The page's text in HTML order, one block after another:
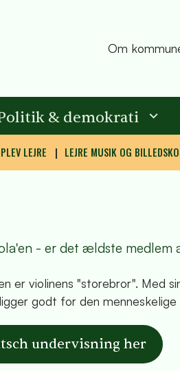
Om
& demokrati
LEJRE LEJRE MUSIK OG
- er det ældste medlem
er violinens "storebror". Med
godt for den
undervisning her